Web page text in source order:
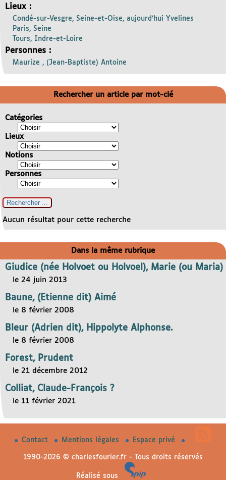
Lieux :
Condé-sur-Vesgre, Seine-et-Oise, aujourd’hui Yvelines
Paris, Seine
Tours, Indre-et-Loire
Personnes :
Maurize , (Jean-Baptiste) Antoine
Rechercher un article par mot-clé
Catégories
Lieux
Notions
Personnes
Aucun résultat pour cette recherche
Dans la même rubrique
Giudice (née Holvoet ou Holvoel), Marie (ou Maria)
le 24 juin 2013
Baune, (Etienne dit) Aimé
le 8 février 2008
Bleur (Adrien dit), Hippolyte Alphonse.
le 8 février 2008
Forest, Prudent
le 21 décembre 2012
Colliat, Claude-François ?
le 11 février 2021
Contact Mentions légales Espace privé
1990-2026 © charlesfourier.fr - Tous droits réservés
Réalisé sous